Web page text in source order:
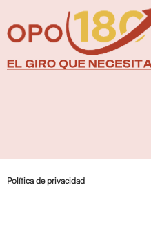
Política de privacidad